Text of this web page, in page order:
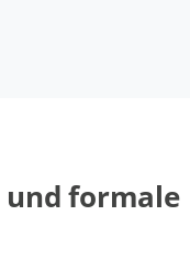
und formale